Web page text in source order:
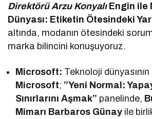
Direktörü Arzu Konyalı Engin ile
Dünyası: Etiketin Ötesindeki
altında, modanın ötesindeki
marka bilincini konuşuyoruz.
Microsoft: Teknoloji
Microsoft; ”Yeni Normal:
Sınırlarını Aşmak” panelinde,
Mimarı Barbaros Günay ile